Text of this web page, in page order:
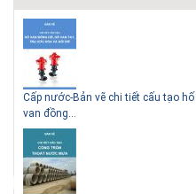
Những ngôi nhà một tầng ít
tiền vẫn đẹp
Cấp nước-Bản vẽ chi tiết cấu tạo hố
van đồng...